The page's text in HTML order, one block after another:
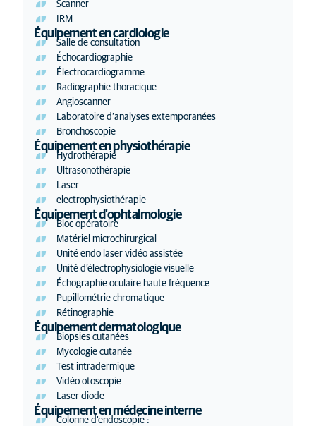
Scanner
IRM
Équipement en cardiologie
Salle de consultation
Échocardiographie
Électrocardiogramme
Radiographie thoracique
Angioscanner
Laboratoire d’analyses extemporanées
Bronchoscopie
Équipement en physiothérapie
Hydrothérapie
Ultrasonothérapie
Laser
electrophysiothérapie
Équipement d'ophtalmologie
Bloc opératoire
Matériel microchirurgical
Unité endo laser vidéo assistée
Unité d’électrophysiologie visuelle
Échographie oculaire haute fréquence
Pupillométrie chromatique
Rétinographie
Équipement dermatologique
Biopsies cutanées
Mycologie cutanée
Test intradermique
Vidéo otoscopie
Laser diode
Équipement en médecine interne
Colonne d'endoscopie :